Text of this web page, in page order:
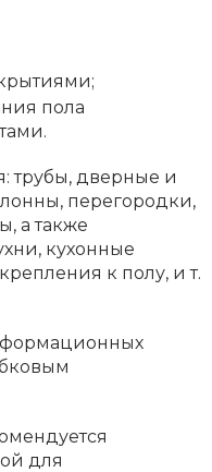
пола
трубы, дверные и
перегородки,
а также
кухонные
к полу, и т.
для